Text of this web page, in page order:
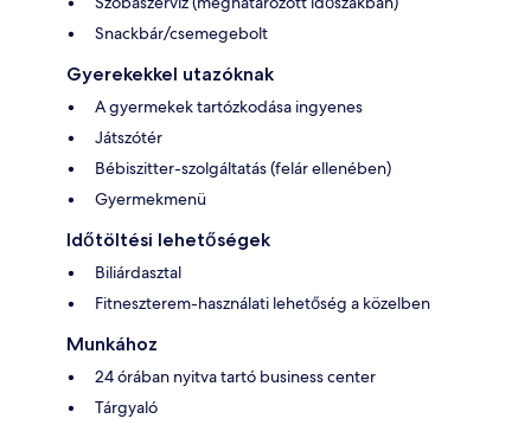
Snackbár/csemegebolt
Gyerekekkel utazóknak
A gyermekek tartózkodása ingyenes
Játszótér
Bébiszitter-szolgáltatás (felár ellenében)
Gyermekmenü
Időtöltési lehetőségek
Biliárdasztal
Fitneszterem-használati lehetőség a közelben
Munkához
24 órában nyitva tartó business center
Tárgyaló